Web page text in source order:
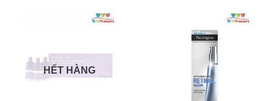
HẾT HÀNG